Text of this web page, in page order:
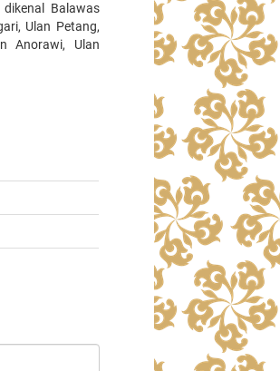
Balawas
Ulan Petang,
Anorawi, Ulan